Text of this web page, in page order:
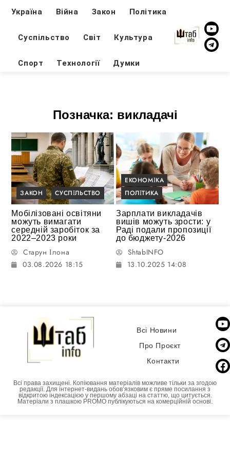
Україна Війна Закон Політика
Суспільство Світ Культура
Спорт Технології Думки
Позначка: викладачі
ЗАКОН СУСПІЛЬСТВО
Мобілізовані освітяни
можуть вимагати
середній заробіток за
2022–2023 роки
Старун Ілона
03.08.2026 18:15
ЕКОНОМІКА
ПОЛІТИКА
Зарплати викладачів
вишів можуть зрости: у
Раді подали пропозиції
до бюджету-2026
ShtabINFO
13.10.2025 14:08
Всі Новини
Про Проєкт
Контакти
Всі права захищені. Копіювання матеріалів можливе тільки за згодою
редакції. Для інтернет-видань обовʼязковим є пряме посилання з
відкритою індексацією у першому абзаці на статтю, що цитується.
Матеріали з плашкою PROMO публікуються на комерційній основі.